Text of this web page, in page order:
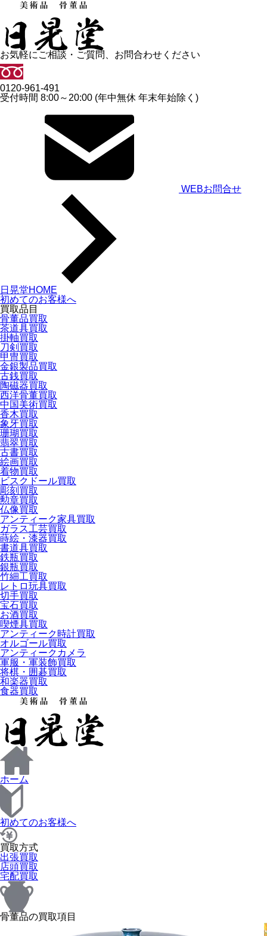
お気軽にご相談・ご質問、お問合わせください
0120-961-491
受付時間 8:00～20:00 (年中無休 年末年始除く)
WEBお問合せ
日晃堂HOME
初めてのお客様へ
買取品目
骨董品買取
茶道具買取
掛軸買取
刀剣買取
甲冑買取
金銀製品買取
古銭買取
陶磁器買取
西洋骨董買取
中国美術買取
香木買取
象牙買取
珊瑚買取
翡翠買取
古書買取
絵画買取
着物買取
ビスクドール買取
彫刻買取
勲章買取
仏像買取
アンティーク家具買取
ガラス工芸買取
蒔絵・漆器買取
書道具買取
鉄瓶買取
銀瓶買取
竹細工買取
レトロ玩具買取
切手買取
宝石買取
お酒買取
喫煙具買取
アンティーク時計買取
オルゴール買取
アンティークカメラ
軍服・軍装飾買取
将棋・囲碁買取
和楽器買取
食器買取
ホーム
初めてのお客様へ
買取方式
出張買取
店頭買取
宅配買取
骨董品の買取項目